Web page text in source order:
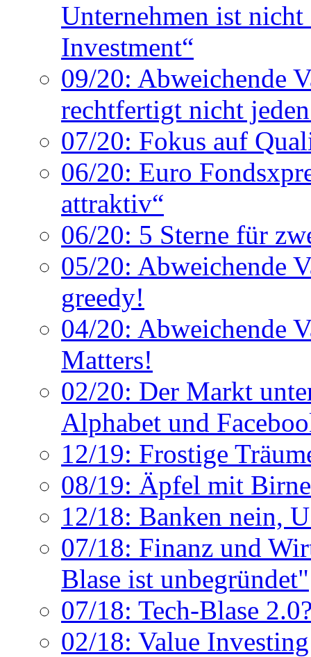
Unternehmen ist
Investment“
09/20: Abweichende
rechtfertigt nicht
07/20: Fokus auf
06/20: Euro
attraktiv“
06/20: 5 Sterne für
05/20: Abweichende
greedy!
04/20: Abweichende
Matters!
02/20: Der Markt
Alphabet und
12/19: Frostige
08/19: Äpfel mit
12/18: Banken nein,
07/18: Finanz und
Blase ist unbegründet"
07/18: Tech-Blase
02/18: Value